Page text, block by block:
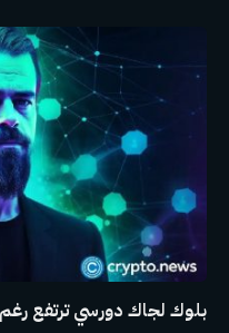
بلوك لجاك دورسي ترتفع